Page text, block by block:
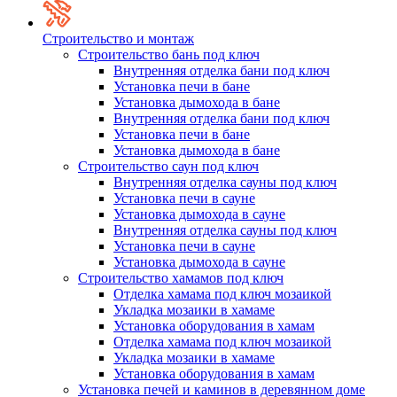
Строительство и монтаж
Строительство бань под ключ
Внутренняя отделка бани под ключ
Установка печи в бане
Установка дымохода в бане
Внутренняя отделка бани под ключ
Установка печи в бане
Установка дымохода в бане
Строительство саун под ключ
Внутренняя отделка сауны под ключ
Установка печи в сауне
Установка дымохода в сауне
Внутренняя отделка сауны под ключ
Установка печи в сауне
Установка дымохода в сауне
Строительство хамамов под ключ
Отделка хамама под ключ мозаикой
Укладка мозаики в хамаме
Установка оборудования в хамам
Отделка хамама под ключ мозаикой
Укладка мозаики в хамаме
Установка оборудования в хамам
Установка печей и каминов в деревянном доме